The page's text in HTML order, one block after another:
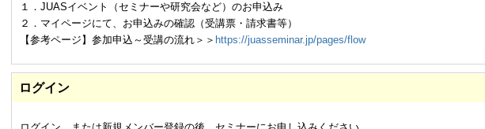
１．JUASイベント（セミナーや研究会など）のお申込み
２．マイページにて、お申込みの確認（受講票・請求書等）
【参考ページ】参加申込～受講の流れ＞＞ https://juasseminar.jp/pages/flow
ログイン